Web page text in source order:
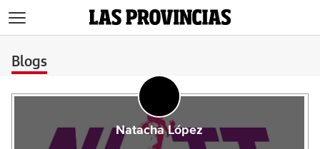
Blogs
Natacha López